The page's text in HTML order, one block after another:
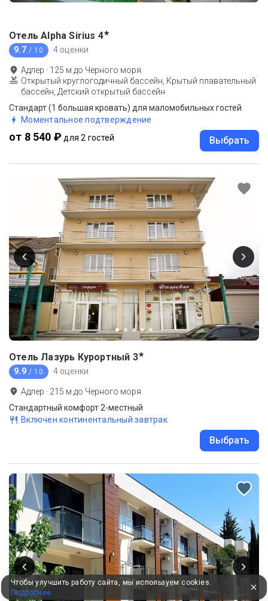
Отель Alpha Sirius 4★
9.7 / 10 4 оценки
Адлер · 125 м до Черного моря
Открытый круглогодичный бассейн, Крытый плавательный
бассейн, Детский открытый бассейн
Стандарт (1 большая кровать) для маломобильных гостей
Моментальное подтверждение
от 8 540 ₽ для 2 гостей Выбрать
Отель Лазурь Курортный 3★
9.9 / 10 4 оценки
Адлер · 215 м до Черного моря
Стандартный комфорт 2-местный
Включен континентальный завтрак
Выбрать
Чтобы улучшить работу сайта, мы используем cookies.
Подробнее